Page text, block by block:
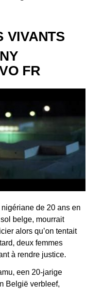
VIVANTS
FR
de 20 ans en
belge, mourrait
alors qu’on tentait
deux femmes
à rendre justice.
een 20-jarige
België verbleef,